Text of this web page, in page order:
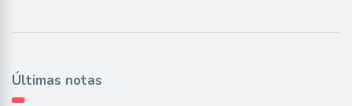
Últimas notas